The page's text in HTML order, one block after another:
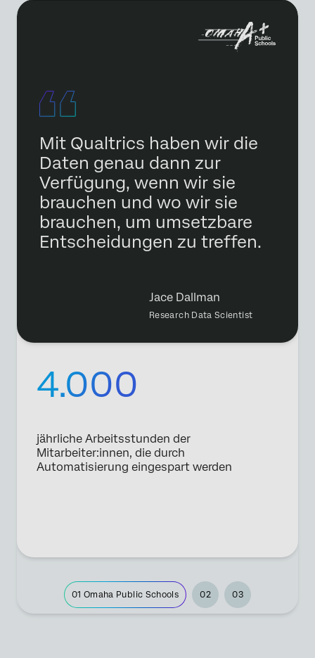
Mit Qualtrics haben wir die
Daten genau dann zur
Verfügung, wenn wir sie
brauchen und wo wir sie
brauchen, um umsetzbare
Entscheidungen zu treffen.
Jace Dallman
Research Data Scientist
4.000
jährliche Arbeitsstunden der
Mitarbeiter:innen, die durch
Automatisierung eingespart werden
01 Omaha Public Schools 02 03